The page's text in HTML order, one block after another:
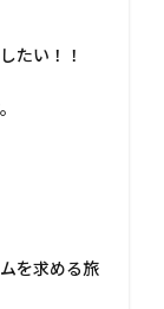
たい！！
を求める旅